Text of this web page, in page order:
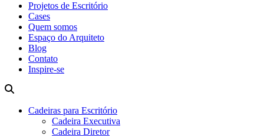
Projetos de Escritório
Cases
Quem somos
Espaço do Arquiteto
Blog
Contato
Inspire-se
Cadeiras para Escritório
Cadeira Executiva
Cadeira Diretor